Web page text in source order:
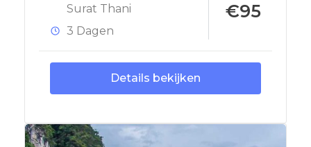
Surat Thani
3 Dagen
€95
Details bekijken